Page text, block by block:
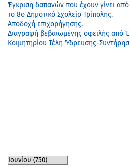
Έγκριση δαπανών που έχουν γίνει
το 8ο Δημοτικό Σχολείο Τρίπολης.
Αποδοχή επιχορήγησης.
Διαγραφή βεβαιωμένης οφειλής από
Κοιμητηρίου Τέλη Ύδρευσης-